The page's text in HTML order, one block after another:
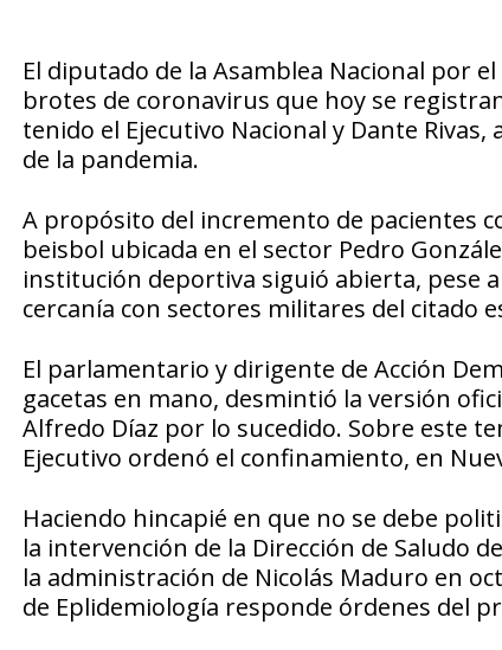
El diputado de la Asamblea Nacional por
brotes de coronavirus que hoy se
tenido el Ejecutivo Nacional y Dante
de la pandemia.
A propósito del incremento de pacientes
beisbol ubicada en el sector Pedro
institución deportiva siguió abierta, pese
cercanía con sectores militares del citado
El parlamentario y dirigente de Acción
gacetas en mano, desmintió la versión
Alfredo Díaz por lo sucedido. Sobre este
Ejecutivo ordenó el confinamiento, en
Haciendo hincapié en que no se debe
la intervención de la Dirección de Saludo
la administración de Nicolás Maduro en
de Eplidemiología responde órdenes del